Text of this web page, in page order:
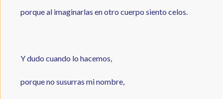
porque al imaginarlas en otro cuerpo siento celos.
Y dudo cuando lo hacemos,
porque no susurras mi nombre,